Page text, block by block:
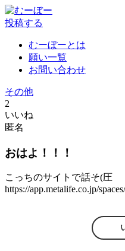
投稿する
むーぼーとは
願い一覧
お問い合わせ
その他
2
いいね
匿名
おはよ！！！
こっちのサイトで話そ(圧
https://app.metalife.co.jp/